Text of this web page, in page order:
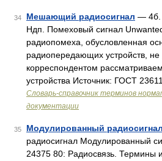
34 Мешающий радиосигнал — 4б.
Ндп. Помеховый сигнал
радиопомеха, обусловленная
радиопередающих устройств,
корреспондентом
устройства Источник: ГОСТ
Словарь-справочник терминов
документации
35 Модулированный радиосигнал
радиосигнал Модулированный
24375 80: Радиосвязь. Термины